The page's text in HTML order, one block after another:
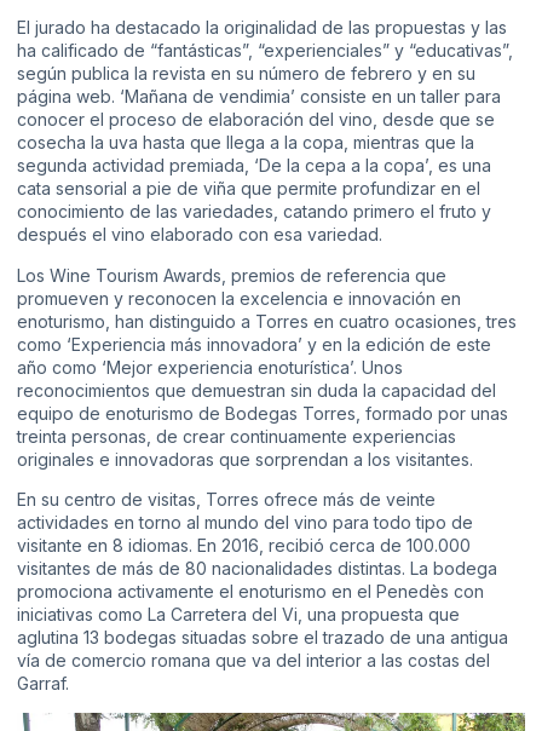
El jurado ha destacado la originalidad de las propuestas y las
ha calificado de “fantásticas”, “experienciales” y “educativas”,
según publica la revista en su número de febrero y en su
página web. ‘Mañana de vendimia’ consiste en un taller para
conocer el proceso de elaboración del vino, desde que se
cosecha la uva hasta que llega a la copa, mientras que la
segunda actividad premiada, ‘De la cepa a la copa’, es una
cata sensorial a pie de viña que permite profundizar en el
conocimiento de las variedades, catando primero el fruto y
después el vino elaborado con esa variedad.
Los Wine Tourism Awards, premios de referencia que
promueven y reconocen la excelencia e innovación en
enoturismo, han distinguido a Torres en cuatro ocasiones, tres
como ‘Experiencia más innovadora’ y en la edición de este
año como ‘Mejor experiencia enoturística’. Unos
reconocimientos que demuestran sin duda la capacidad del
equipo de enoturismo de Bodegas Torres, formado por unas
treinta personas, de crear continuamente experiencias
originales e innovadoras que sorprendan a los visitantes.
En su centro de visitas, Torres ofrece más de veinte
actividades en torno al mundo del vino para todo tipo de
visitante en 8 idiomas. En 2016, recibió cerca de 100.000
visitantes de más de 80 nacionalidades distintas. La bodega
promociona activamente el enoturismo en el Penedès con
iniciativas como La Carretera del Vi, una propuesta que
aglutina 13 bodegas situadas sobre el trazado de una antigua
vía de comercio romana que va del interior a las costas del
Garraf.